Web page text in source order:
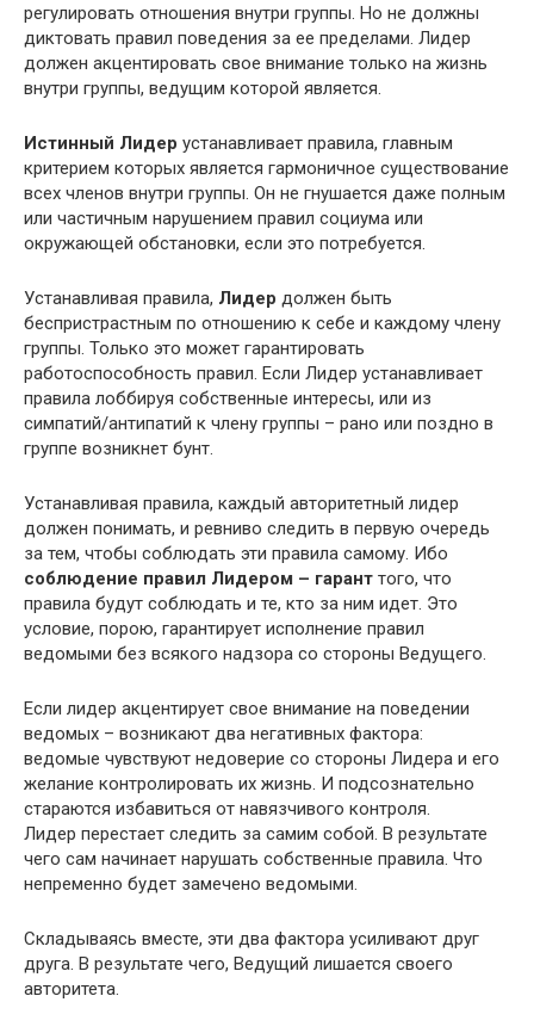
регулировать отношения внутри группы. Но не должны
диктовать правил поведения за ее пределами. Лидер
должен акцентировать свое внимание только на жизнь
внутри группы, ведущим которой является.
Истинный Лидер устанавливает правила, главным
критерием которых является гармоничное существование
всех членов внутри группы. Он не гнушается даже полным
или частичным нарушением правил социума или
окружающей обстановки, если это потребуется.
Устанавливая правила, Лидер должен быть
беспристрастным по отношению к себе и каждому члену
группы. Только это может гарантировать
работоспособность правил. Если Лидер устанавливает
правила лоббируя собственные интересы, или из
симпатий/антипатий к члену группы – рано или поздно в
группе возникнет бунт.
Устанавливая правила, каждый авторитетный лидер
должен понимать, и ревниво следить в первую очередь
за тем, чтобы соблюдать эти правила самому. Ибо
соблюдение правил Лидером – гарант того, что
правила будут соблюдать и те, кто за ним идет. Это
условие, порою, гарантирует исполнение правил
ведомыми без всякого надзора со стороны Ведущего.
Если лидер акцентирует свое внимание на поведении
ведомых – возникают два негативных фактора:
ведомые чувствуют недоверие со стороны Лидера и его
желание контролировать их жизнь. И подсознательно
стараются избавиться от навязчивого контроля.
Лидер перестает следить за самим собой. В результате
чего сам начинает нарушать собственные правила. Что
непременно будет замечено ведомыми.
Складываясь вместе, эти два фактора усиливают друг
друга. В результате чего, Ведущий лишается своего
авторитета.